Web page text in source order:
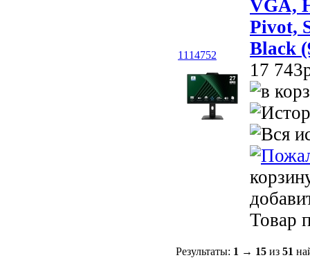
1114752
VGA,
Pivot,
Black
17
Товар
Результаты: 1 → 15 из 51